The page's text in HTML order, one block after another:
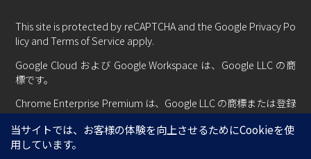
This site is protected by reCAPTCHA and the Google Privacy Po
licyandTerms of Service apply.
Google Cloud および Google Workspace は、Google LLC の商
標です。
Chrome Enterprise Premium は、Google LLC の商標または登録
商標です。
Copyright © Centillion System All rights reserved.